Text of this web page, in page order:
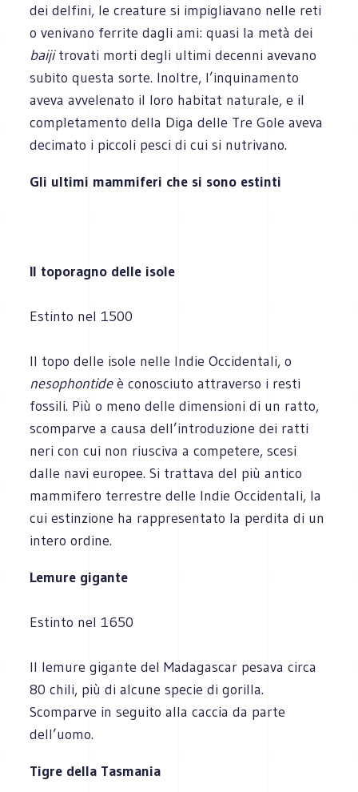
dei delfini, le creature si impigliavano nelle reti
o venivano ferrite dagli ami: quasi la metà dei
baijitrovati morti degli ultimi decenni avevano
subito questa sorte. Inoltre, l’inquinamento
aveva avvelenato il loro habitat naturale, e il
completamento della Diga delle Tre Gole aveva
decimato i piccoli pesci di cui si nutrivano.
Gli ultimi mammiferi che si sono estinti
Il toporagno delle isole
Estinto nel 1500
Il topo delle isole nelle Indie Occidentali, o
nesophontideè conosciuto attraverso i resti
fossili. Più o meno delle dimensioni di un ratto,
scomparve a causa dell’introduzione dei ratti
neri con cui non riusciva a competere, scesi
dalle navi europee. Si trattava del più antico
mammifero terrestre delle Indie Occidentali, la
cui estinzione ha rappresentato la perdita di un
intero ordine.
Lemure gigante
Estinto nel 1650
Il lemure gigante del Madagascar pesava circa
80 chili, più di alcune specie di gorilla.
Scomparve in seguito alla caccia da parte
dell’uomo.
Tigre della Tasmania